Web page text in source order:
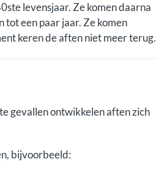
levensjaar. Ze komen daarna
tot een paar jaar. Ze komen
keren de aften niet meer terug.
gevallen ontwikkelen aften zich
bijvoorbeeld: